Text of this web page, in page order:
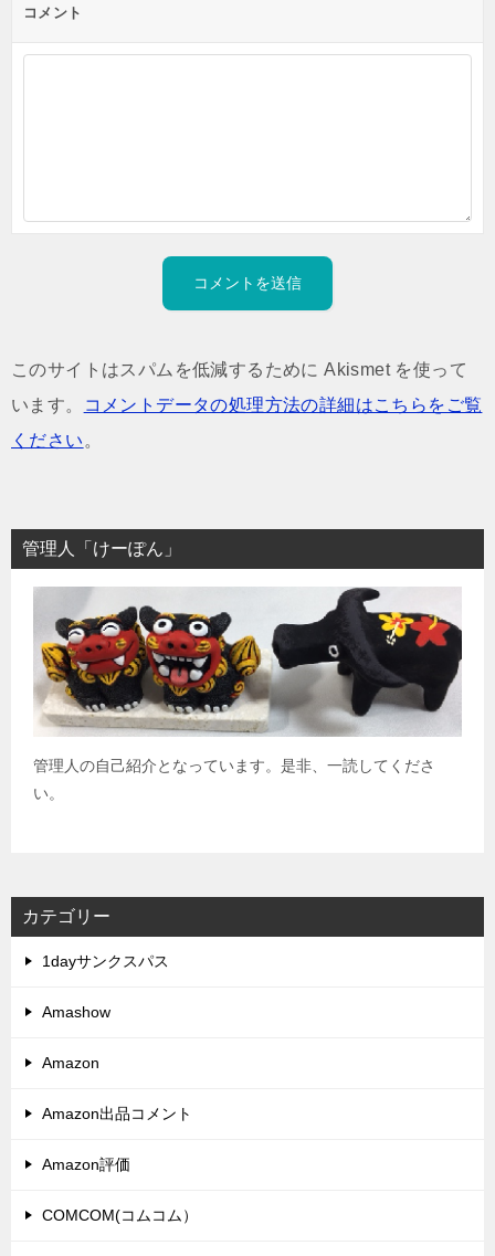
コメント
このサイトはスパムを低減するために Akismet を使って
います。
コメントデータの処理方法の詳細はこちらをご覧
ください 。
管理人「けーぽん」
管理人の自己紹介となっています。是非、一読してくださ
い。
カテゴリー
1dayサンクスパス
Amashow
Amazon
Amazon出品コメント
Amazon評価
COMCOM(コムコム）